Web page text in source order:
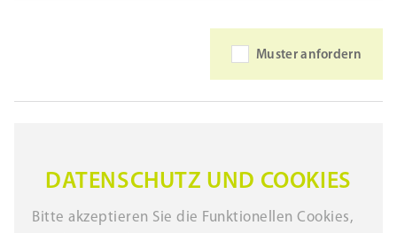
Muster anfordern
DATENSCHUTZ UND COOKIES
Bitte akzeptieren Sie die Funktionellen Cookies,